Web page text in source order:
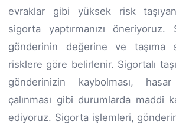
evraklar gibi yüksek risk
sigorta yaptırmanızı öneriyoruz.
gönderinin değerine ve taşıma
risklere göre belirlenir. Sigortalı
gönderinizin kaybolması,
çalınması gibi durumlarda maddi
ediyoruz. Sigorta işlemleri,